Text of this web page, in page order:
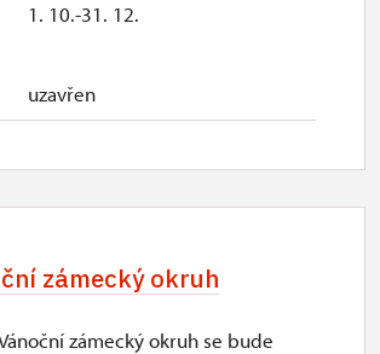
1. 10.-31. 12.
uzavřen
zámecký okruh
zámecký okruh se bude